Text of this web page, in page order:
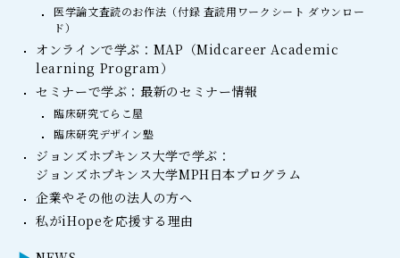
医学論文査読のお作法（付録 査読用ワークシート ダウンロー
ド）
オンラインで学ぶ：MAP（Midcareer Academic
learning Program）
セミナーで学ぶ：最新のセミナー情報
臨床研究てらこ屋
臨床研究デザイン塾
ジョンズホプキンス大学で学ぶ：
ジョンズホプキンス大学MPH日本プログラム
企業やその他の法人の方へ
私がiHopeを応援する理由